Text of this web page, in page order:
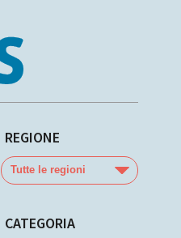
REGIONE
Tutte
le
regioni
CATEGORIA